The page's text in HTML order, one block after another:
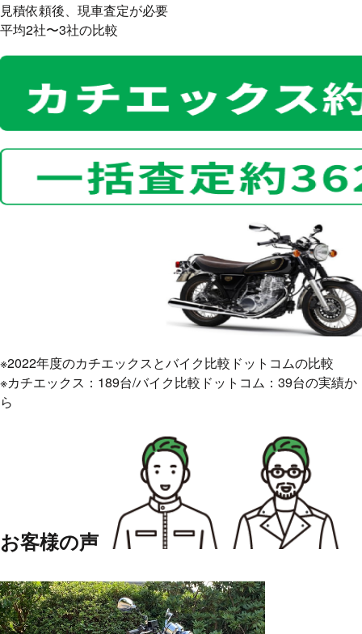
見積依頼後、現車査定が必要
平均2社〜3社の比較
※2022年度のカチエックスとバイク比較ドットコムの比較
※カチエックス：189台/バイク比較ドットコム：39台の実績か
ら
お客様の声